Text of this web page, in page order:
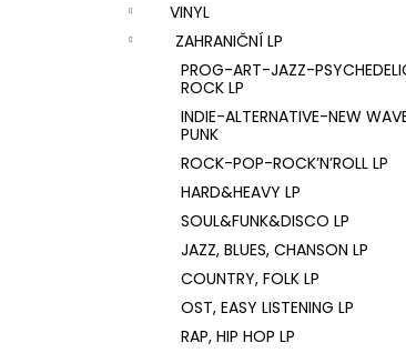
VINYL
ZAHRANIČNÍ LP
PROG-ART-JAZZ-
ROCK LP
INDIE-ALTERNATIVE-NEW
PUNK
ROCK-POP-ROCK’N’ROLL LP
HARD&HEAVY LP
SOUL&FUNK&DISCO LP
JAZZ, BLUES, CHANSON LP
COUNTRY, FOLK LP
OST, EASY LISTENING LP
RAP, HIP HOP LP
U2 – THE JOSHUA TREE LP
1 290 Kč